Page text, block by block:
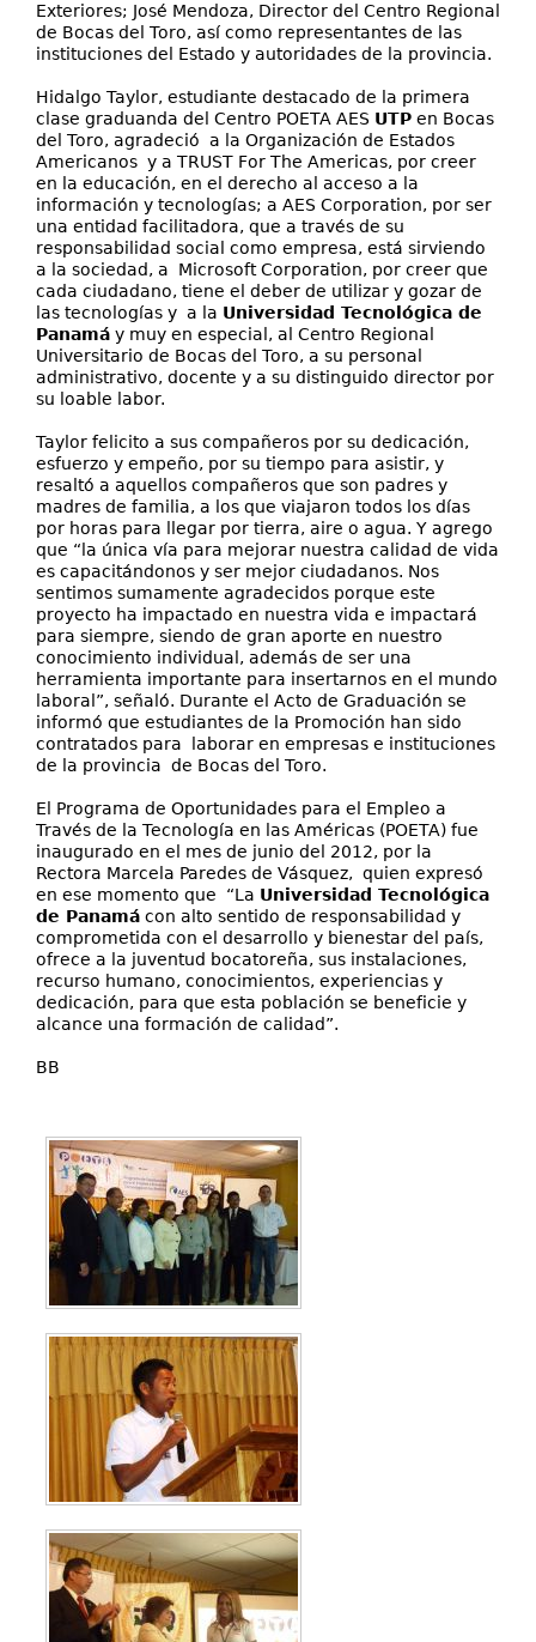
Exteriores; José Mendoza, Director del Centro Regional
de Bocas del Toro, así como representantes de las
instituciones del Estado y autoridades de la provincia.
Hidalgo Taylor, estudiante destacado de la primera
clase graduanda del Centro POETA AES UTP en Bocas
del Toro, agradeció a la Organización de Estados
Americanos y a TRUST For The Americas, por creer
en la educación, en el derecho al acceso a la
información y tecnologías; a AES Corporation, por ser
una entidad facilitadora, que a través de su
responsabilidad social como empresa, está sirviendo
a la sociedad, a Microsoft Corporation, por creer que
cada ciudadano, tiene el deber de utilizar y gozar de
las tecnologías y a la Universidad Tecnológica de
Panamá y muy en especial, al Centro Regional
Universitario de Bocas del Toro, a su personal
administrativo, docente y a su distinguido director por
su loable labor.
Taylor felicito a sus compañeros por su dedicación,
esfuerzo y empeño, por su tiempo para asistir, y
resaltó a aquellos compañeros que son padres y
madres de familia, a los que viajaron todos los días
por horas para llegar por tierra, aire o agua. Y agrego
que “la única vía para mejorar nuestra calidad de vida
es capacitándonos y ser mejor ciudadanos. Nos
sentimos sumamente agradecidos porque este
proyecto ha impactado en nuestra vida e impactará
para siempre, siendo de gran aporte en nuestro
conocimiento individual, además de ser una
herramienta importante para insertarnos en el mundo
laboral”, señaló. Durante el Acto de Graduación se
informó que estudiantes de la Promoción han sido
contratados para laborar en empresas e instituciones
de la provincia de Bocas del Toro.
El Programa de Oportunidades para el Empleo a
Través de la Tecnología en las Américas (POETA) fue
inaugurado en el mes de junio del 2012, por la
Rectora Marcela Paredes de Vásquez, quien expresó
en ese momento que “La Universidad Tecnológica
de Panamá con alto sentido de responsabilidad y
comprometida con el desarrollo y bienestar del país,
ofrece a la juventud bocatoreña, sus instalaciones,
recurso humano, conocimientos, experiencias y
dedicación, para que esta población se beneficie y
alcance una formación de calidad”.
BB